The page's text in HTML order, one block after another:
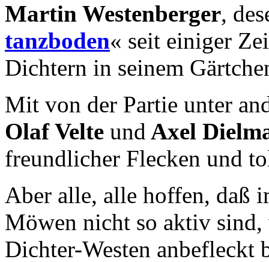
Martin Westenberger,
tanzboden« seit einiger
Dichtern in seinem
Mit von der Partie unter
Olaf Velte und Axel
freundlicher Flecken und
Aber alle, alle hoffen, daß
Möwen nicht so aktiv
Dichter-Westen anbefleckt